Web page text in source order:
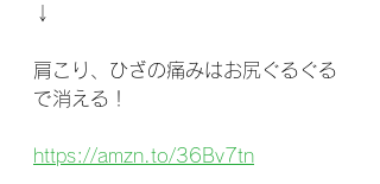
↓
肩こり、ひざの痛みはお尻ぐるぐる
で消える！
https://amzn.to/36Bv7tn